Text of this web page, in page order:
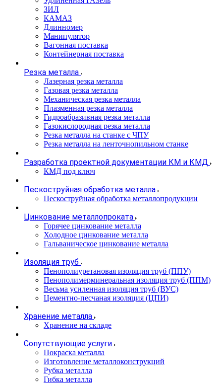
ЗИЛ
КАМАЗ
Длинномер
Манипулятор
Вагонная поставка
Контейнерная поставка
Резка металла
Лазерная резка металла
Газовая резка металла
Механическая резка металла
Плазменная резка металла
Гидроабразивная резка металла
Газокислородная резка металла
Резка металла на станке с ЧПУ
Резка металла на ленточнопильном станке
Разработка проектной документации КМ и КМД
КМД под ключ
Пескоструйная обработка металла
Пескоструйная обработка металлопродукции
Цинкование металлопроката
Горячее цинкование металла
Холодное цинкование металла
Гальваническое цинкование металла
Изоляция труб
Пенополиуретановая изоляция труб (ППУ)
Пенополимерминеральная изоляция труб (ППМ)
Весьма усиленная изоляция труб (ВУС)
Цементно-песчаная изоляция (ЦПИ)
Хранение металла
Хранение на складе
Сопутствующие услуги
Покраска металла
Изготовление металлоконструкций
Рубка металла
Гибка металла